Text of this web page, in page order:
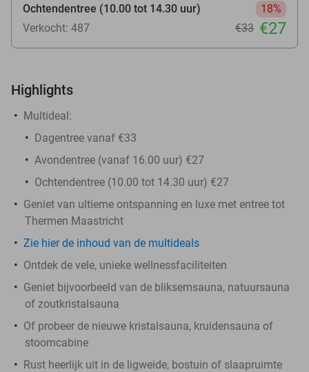
Ochtendentree (10.00 tot 14.30 uur)
18%
Verkocht: 487
€33 €27
Highlights
Multideal:
Dagentree vanaf €33
Avondentree (vanaf 16.00 uur) €27
Ochtendentree (10.00 tot 14.30 uur) €27
Geniet van ultieme ontspanning en luxe met entree tot
Thermen Maastricht
Zie hier de inhoud van de multideals
Ontdek de vele, unieke wellnessfaciliteiten
Geniet bijvoorbeeld van de bliksemsauna, natuursauna
of zoutkristalsauna
Of probeer de nieuwe kristalsauna, kruidensauna of
stoomcabine
Rust heerlijk uit in de ligweide, bostuin of slaapruimte